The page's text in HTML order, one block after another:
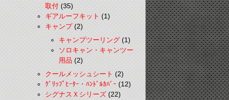
取付(35)
ギアルーフキット(1)
キャンプ(2)
キャンプツーリング(1)
ソロキャン・キャンツー
用品(2)
クールメッシュシート(2)
ｸﾞﾘｯﾌﾟﾋｰﾀｰ・ﾊﾝﾄﾞﾙｶﾊﾞｰ(12)
シグナスＸシリーズ(22)